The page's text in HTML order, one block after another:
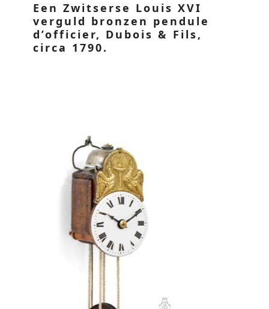
Een Zwitserse Louis XVI
verguld bronzen pendule
d’officier, Dubois & Fils,
circa 1790.